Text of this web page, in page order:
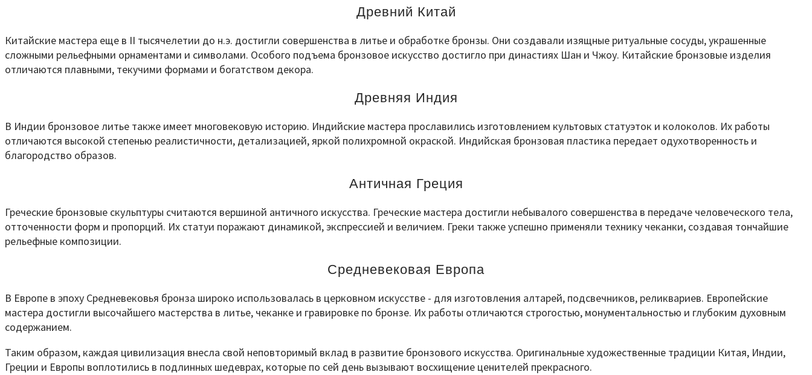
Древний Китай
Китайские мастера еще в II тысячелетии до н.э. достигли совершенства в литье и обработке бронзы. Они создавали изящные ритуальные сосуды, украшенные
сложными рельефными орнаментами и символами. Особого подъема бронзовое искусство достигло при династиях Шан и Чжоу. Китайские бронзовые изделия
отличаются плавными, текучими формами и богатством декора.
Древняя Индия
В Индии бронзовое литье также имеет многовековую историю. Индийские мастера прославились изготовлением культовых статуэток и колоколов. Их работы
отличаются высокой степенью реалистичности, детализацией, яркой полихромной окраской. Индийская бронзовая пластика передает одухотворенность и
благородство образов.
Античная Греция
Греческие бронзовые скульптуры считаются вершиной античного искусства. Греческие мастера достигли небывалого совершенства в передаче человеческого тела,
отточенности форм и пропорций. Их статуи поражают динамикой, экспрессией и величием. Греки также успешно применяли технику чеканки, создавая тончайшие
рельефные композиции.
Средневековая Европа
В Европе в эпоху Средневековья бронза широко использовалась в церковном искусстве - для изготовления алтарей, подсвечников, реликвариев. Европейские
мастера достигли высочайшего мастерства в литье, чеканке и гравировке по бронзе. Их работы отличаются строгостью, монументальностью и глубоким духовным
содержанием.
Таким образом, каждая цивилизация внесла свой неповторимый вклад в развитие бронзового искусства. Оригинальные художественные традиции Китая, Индии,
Греции и Европы воплотились в подлинных шедеврах, которые по сей день вызывают восхищение ценителей прекрасного.